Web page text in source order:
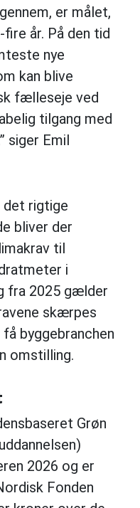
er målet,
år. På den tid
nye
kan blive
fælleseje ved
tilgang med
siger Emil
det rigtige
bliver der
til
i
fra 2025 gælder
skærpes
byggebranchen
omstilling.
Grøn
2026 og er
Fonden